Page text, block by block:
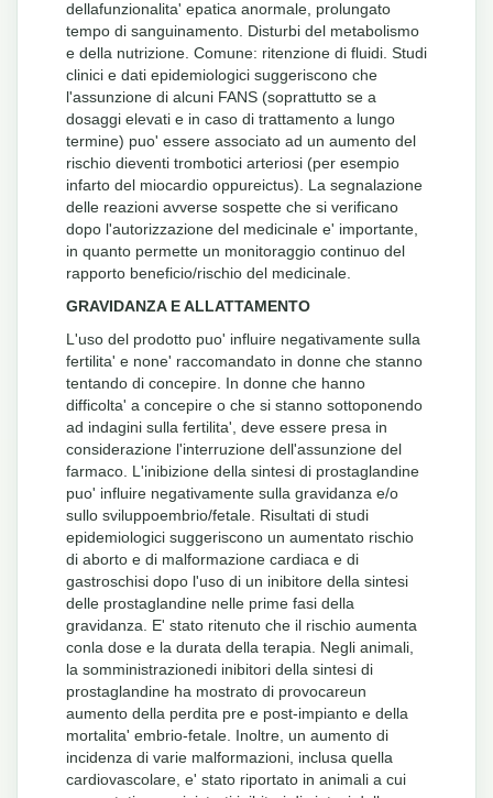
dellafunzionalita' epatica anormale, prolungato
tempo di sanguinamento. Disturbi del metabolismo
e della nutrizione. Comune: ritenzione di fluidi. Studi
clinici e dati epidemiologici suggeriscono che
l'assunzione di alcuni FANS (soprattutto se a
dosaggi elevati e in caso di trattamento a lungo
termine) puo' essere associato ad un aumento del
rischio dieventi trombotici arteriosi (per esempio
infarto del miocardio oppureictus). La segnalazione
delle reazioni avverse sospette che si verificano
dopo l'autorizzazione del medicinale e' importante,
in quanto permette un monitoraggio continuo del
rapporto beneficio/rischio del medicinale.
GRAVIDANZA E ALLATTAMENTO
L'uso del prodotto puo' influire negativamente sulla
fertilita' e none' raccomandato in donne che stanno
tentando di concepire. In donne che hanno
difficolta' a concepire o che si stanno sottoponendo
ad indagini sulla fertilita', deve essere presa in
considerazione l'interruzione dell'assunzione del
farmaco. L'inibizione della sintesi di prostaglandine
puo' influire negativamente sulla gravidanza e/o
sullo sviluppoembrio/fetale. Risultati di studi
epidemiologici suggeriscono un aumentato rischio
di aborto e di malformazione cardiaca e di
gastroschisi dopo l'uso di un inibitore della sintesi
delle prostaglandine nelle prime fasi della
gravidanza. E' stato ritenuto che il rischio aumenta
conla dose e la durata della terapia. Negli animali,
la somministrazionedi inibitori della sintesi di
prostaglandine ha mostrato di provocareun
aumento della perdita pre e post-impianto e della
mortalita' embrio-fetale. Inoltre, un aumento di
incidenza di varie malformazioni, inclusa quella
cardiovascolare, e' stato riportato in animali a cui